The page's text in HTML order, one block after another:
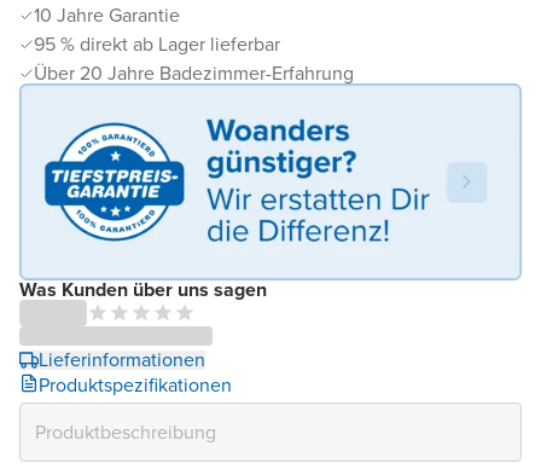
10 Jahre Garantie
95 % direkt ab Lager lieferbar
Über 20 Jahre Badezimmer-Erfahrung
Was Kunden über uns sagen
Lieferinformationen
Produktspezifikationen